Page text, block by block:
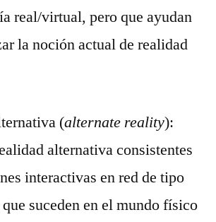
real/virtual, pero que ayudan
la noción actual de realidad
(alternate reality):
alternativa consistentes
interactivas en red de tipo
suceden en el mundo físico